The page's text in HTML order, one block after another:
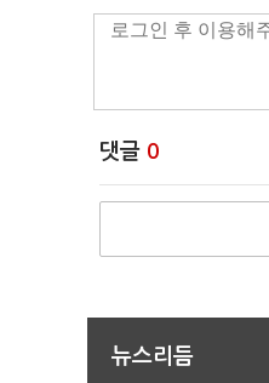
댓글 0
뉴스리듬